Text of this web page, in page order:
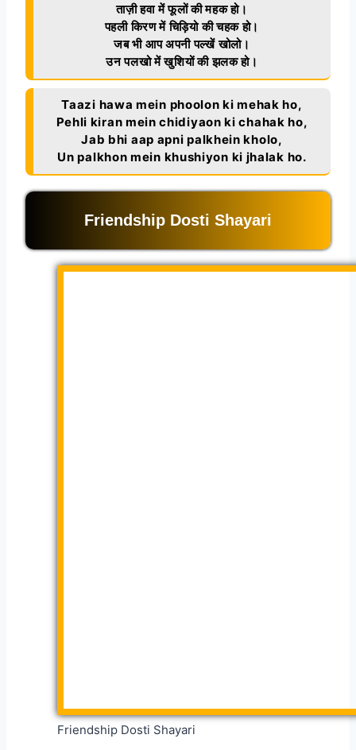
ताज़ी हवा में फूलों की महक हो।
पहली किरण में चिड़ियो की चहक हो।
जब भी आप अपनी पल्खें खोलो।
उन पलखो में खुशियों की झलक हो।
Taazi hawa mein phoolon ki mehak ho,
Pehli kiran mein chidiyaon ki chahak ho,
Jab bhi aap apni palkhein kholo,
Un palkhon mein khushiyon ki jhalak ho.
Friendship Dosti Shayari
Friendship Dosti Shayari